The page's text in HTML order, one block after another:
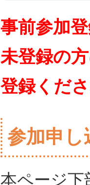
事前参加
未登録の
登録くだ
参加申し
本ページ下